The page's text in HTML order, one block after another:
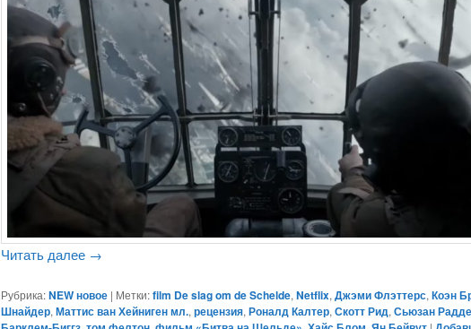
Читать далее →
Рубрика: NEW новое | Метки: film De slag om de Schelde,Netflix,Джэми Флэттерс,Коэн
Шнайдер,Маттис ван Хейниген мл.,рецензия,Роналд Калтер,Скотт Рид,Сьюзан